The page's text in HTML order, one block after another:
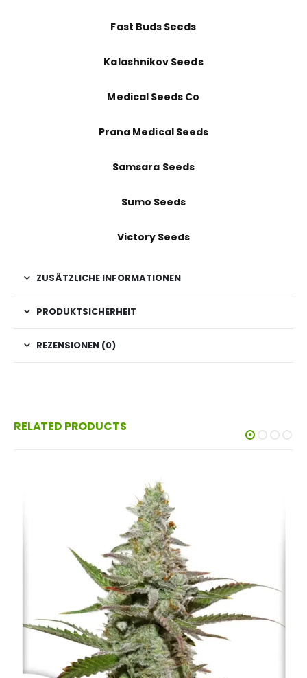
Fast Buds Seeds
Kalashnikov Seeds
Medical Seeds Co
Prana Medical Seeds
Samsara Seeds
Sumo Seeds
Victory Seeds
ZUSÄTZLICHE INFORMATIONEN
PRODUKTSICHERHEIT
REZENSIONEN (0)
RELATED PRODUCTS